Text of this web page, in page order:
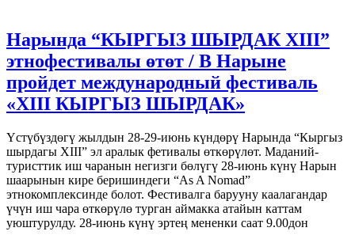
Нарында “КЫРГЫЗ ШЫРДАК XIII”
этнофестивалы өтөт / В Нарыне
пройдет международный фестиваль
«XIII КЫРГЫЗ ШЫРДАК»
Үстүбүздөгү жылдын 28-29-июнь күндөрү Нарында “Кыргыз
шырдагы XIII” эл аралык фетивалы өткөрүлөт. Маданий-
туристтик иш чаранын негизги бөлүгү 28-июнь күнү Нарын
шаарынын кире беришиндеги “As A Nomad”
этнокомплексинде болот. Фестивалга барууну каалагандар
үчүн иш чара өткөрүлө турган аймакка атайын каттам
уюштурулду. 28-июнь күнү эртең мененки саат 9.00дон